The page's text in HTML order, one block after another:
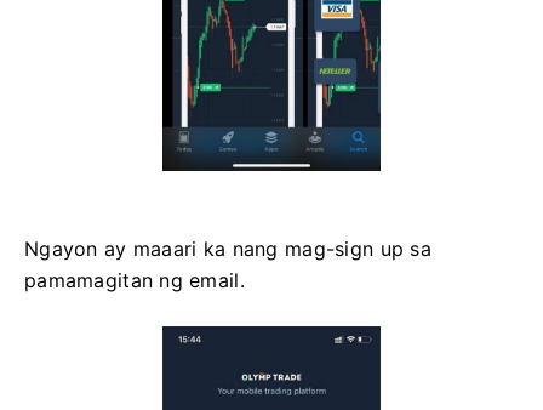
Ngayon ay maaari ka nang mag-sign up sa
pamamagitan ng email.